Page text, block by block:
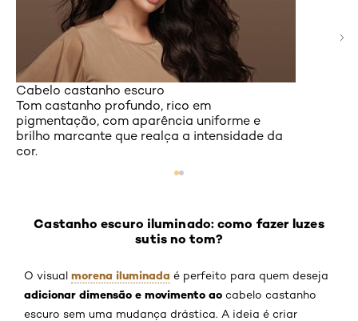
Cabelo castanho escuro
Tom castanho profundo, rico em
pigmentação, com aparência uniforme e
brilho marcante que realça a intensidade da
cor.
Castanho escuro iluminado: como fazer luzes
sutis no tom?
O visual morena iluminada é perfeito para quem deseja
adicionar dimensão e movimento ao cabelo castanho
escuro sem uma mudança drástica. A ideia é criar